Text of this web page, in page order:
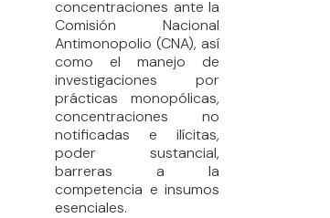
concentraciones ante la
Comisión Nacional
Antimonopolio (CNA), así
como el manejo de
investigaciones por
prácticas monopólicas,
concentraciones no
notificadas e ilícitas,
poder sustancial,
barreras a la
competencia e insumos
esenciales.